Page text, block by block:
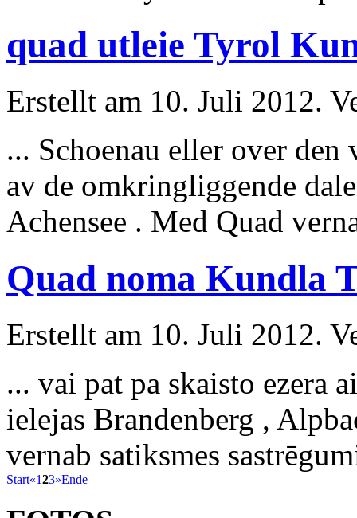
quad utleie Tyrol
Erstellt am 10. Juli 2012.
... Schoenau eller over
av de omkringliggende
Achensee . Med Quad
Quad noma Kundla
Erstellt am 10. Juli 2012.
... vai pat pa skaisto ezera
ielejas Brandenberg ,
vernab satiksmes
Start«123»Ende